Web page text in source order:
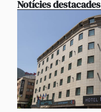
Notícies destacades